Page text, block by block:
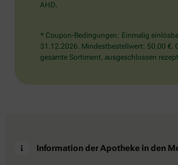
AHD.
* Coupon-Bedingungen: Einmalig
31.12.2026. Mindestbestellwert: 50,00 €.
gesamte Sortiment, ausgeschlossen
Information der Apotheke in den